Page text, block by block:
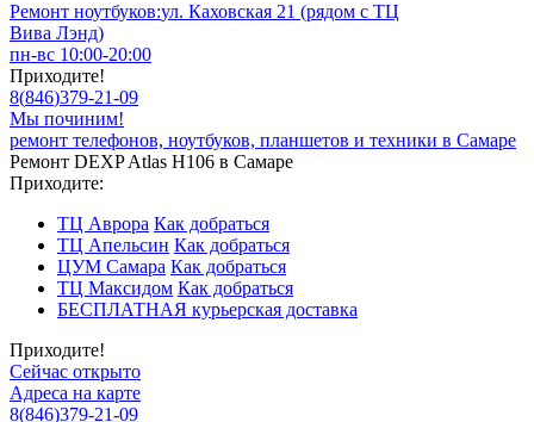
Ремонт ноутбуков:ул. Каховская 21 (рядом с ТЦ
Вива Лэнд)
пн-вс 10:00-20:00
Приходите!
8(846)379-21-09
Мы починим!
ремонт телефонов, ноутбуков, планшетов и техники в Самаре
Ремонт DEXP Atlas H106 в Самаре
Приходите:
ТЦ Аврора Как добраться
ТЦ Апельсин Как добраться
ЦУМ Самара Как добраться
ТЦ Максидом Как добраться
БЕСПЛАТНАЯ курьерская доставка
Приходите!
Сейчас открыто
Адреса на карте
8(846)379-21-09